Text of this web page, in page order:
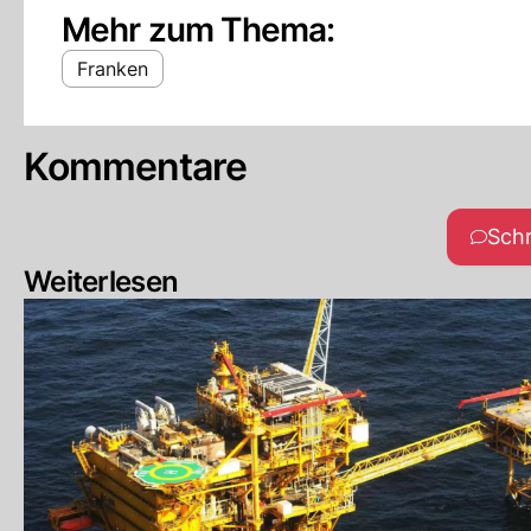
Mehr zum Thema:
Franken
Kommentare
Weiterlesen